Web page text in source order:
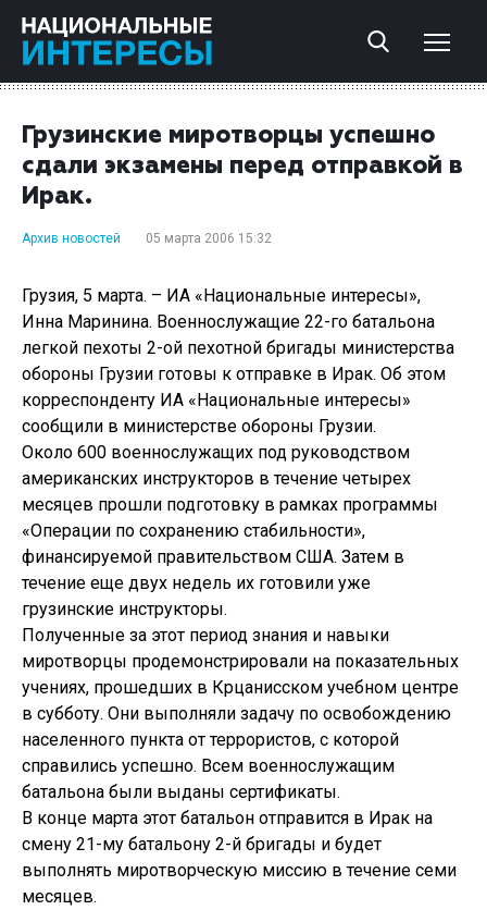
Грузинские миротворцы успешно
сдали экзамены перед отправкой в
Ирак.
Архив новостей 05 марта 2006 15:32
Грузия, 5 марта. – ИА «Национальные интересы»,
Инна Маринина. Военнослужащие 22-го батальона
легкой пехоты 2-ой пехотной бригады министерства
обороны Грузии готовы к отправке в Ирак. Об этом
корреспонденту ИА «Национальные интересы»
сообщили в министерстве обороны Грузии.
Около 600 военнослужащих под руководством
американских инструкторов в течение четырех
месяцев прошли подготовку в рамках программы
«Операции по сохранению стабильности»,
финансируемой правительством США. Затем в
течение еще двух недель их готовили уже
грузинские инструкторы.
Полученные за этот период знания и навыки
миротворцы продемонстрировали на показательных
учениях, прошедших в Крцанисском учебном центре
в субботу. Они выполняли задачу по освобождению
населенного пункта от террористов, с которой
справились успешно. Всем военнослужащим
батальона были выданы сертификаты.
В конце марта этот батальон отправится в Ирак на
смену 21-му батальону 2-й бригады и будет
выполнять миротворческую миссию в течение семи
месяцев.